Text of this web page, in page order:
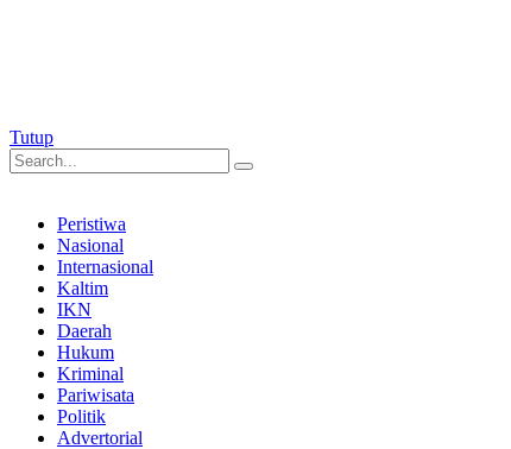
Tutup
Peristiwa
Nasional
Internasional
Kaltim
IKN
Daerah
Hukum
Kriminal
Pariwisata
Politik
Advertorial